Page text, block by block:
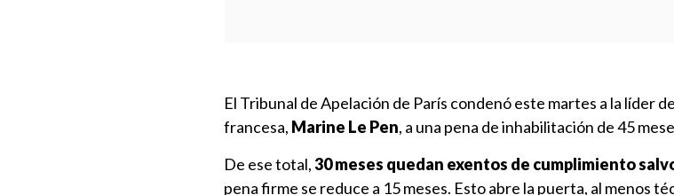
El Tribunal de Apelación de París condenó este martes a la líder
francesa, Marine Le Pen, a una pena de inhabilitación de 45
De ese total,30 meses quedan exentos de cumplimiento
pena firme se reduce a 15 meses. Esto abre la puerta, al menos